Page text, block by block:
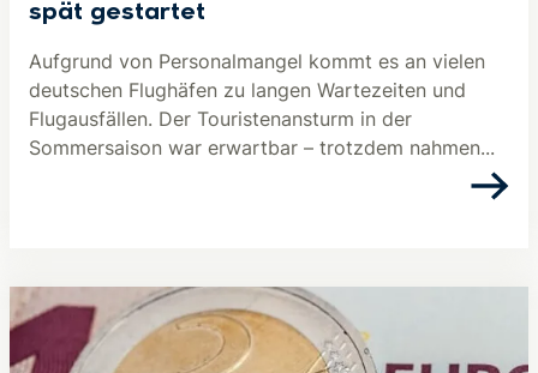
spät gestartet
Aufgrund von Personalmangel kommt es an vielen
deutschen Flughäfen zu langen Wartezeiten und
Flugausfällen. Der Touristenansturm in der
Sommersaison war erwartbar – trotzdem nahmen...